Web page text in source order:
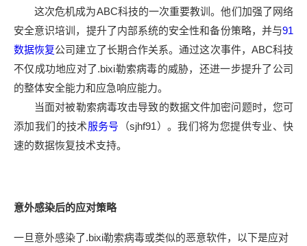
这次危机成为ABC科技的一次重要教训。他们加强了网络
安全意识培训，提升了内部系统的安全性和备份策略，并与91
数据恢复公司建立了长期合作关系。通过这次事件，ABC科技
不仅成功地应对了.bixi勒索病毒的威胁，还进一步提升了公司
的整体安全能力和应急响应能力。
当面对被勒索病毒攻击导致的数据文件加密问题时，您可
添加我们的技术服务号
（sjhf91）。我们将为您提供专业、快
速的数据恢复技术支持。
意外感染后的应对策略
一旦意外感染了.bixi勒索病毒或类似的恶意软件，以下是应对